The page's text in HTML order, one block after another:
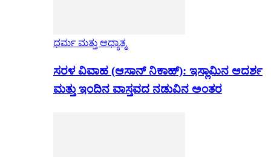
ಧರ್ಮ ಮತ್ತು ಆಧ್ಯಾತ್ಮ
ಸರಳ ವಿವಾಹ (ಆಸಾನ್ ನಿಕಾಹ್): ಇಸ್ಲಾಮಿನ ಆದರ್ಶ
ಮತ್ತು ಇಂದಿನ ವಾಸ್ತವದ ನಡುವಿನ ಅಂತರ